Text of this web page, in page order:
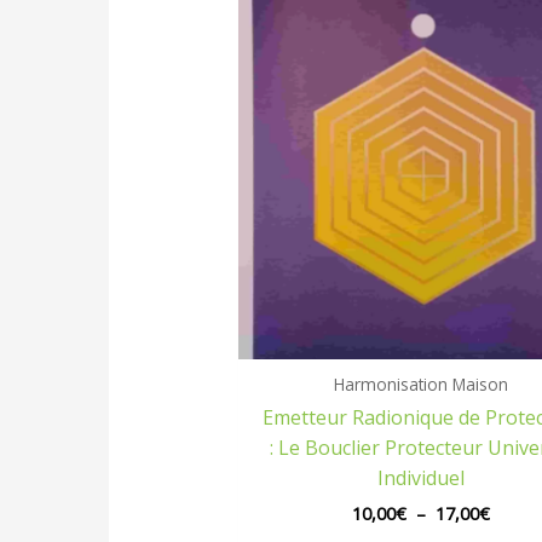
Harmonisation Maison
Emetteur Radionique de
: Le Bouclier Protecteur
Individuel
10,00€ – 17,00€
à
17,00€